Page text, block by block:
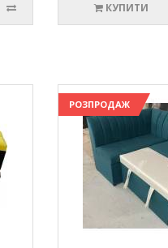
КУПИТИ
РОЗПРОДАЖ